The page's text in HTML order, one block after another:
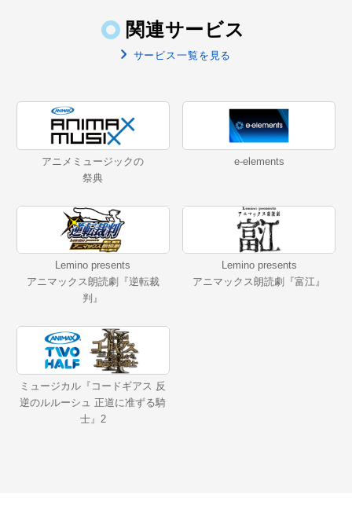
関連サービス
サービス一覧を見る
アニメミュージックの
祭典
e-elements
Lemino presents
アニマックス朗読劇『逆転裁
判』
Lemino presents
アニマックス朗読劇『富江』
ミュージカル『コードギアス 反
逆のルルーシュ 正道に准ずる騎
士』2